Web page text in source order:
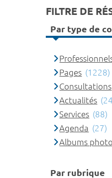
FILTRE DE
Par type de
Pages (1228)
Consultations
Actualités
Services (88)
Agenda (27)
Albums
Par rubrique